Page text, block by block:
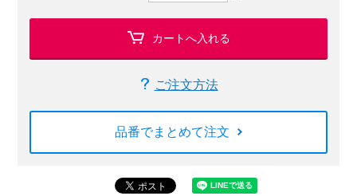
カートへ入れる
ご注文方法
品番でまとめて注文